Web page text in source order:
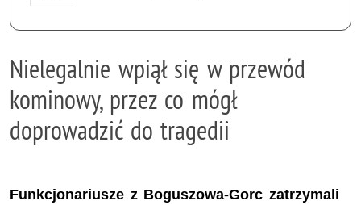
Nielegalnie wpiął się w przewód
kominowy, przez co mógł
doprowadzić do tragedii
Funkcjonariusze z Boguszowa-Gorc zatrzymali